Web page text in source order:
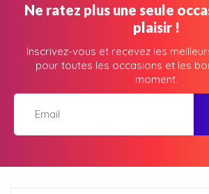
Ne ratez plus une seule
plaisir !
Inscrivez-vous et recevez les
pour toutes les occasions et les
moment.